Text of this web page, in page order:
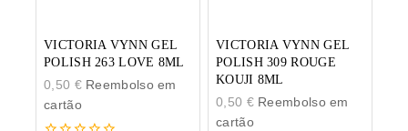
VICTORIA VYNN GEL
POLISH 263 LOVE 8ML
0,50 €Reembolso em
cartão
VICTORIA VYNN GEL
POLISH 309 ROUGE
KOUJI 8ML
0,50 €Reembolso em
cartão